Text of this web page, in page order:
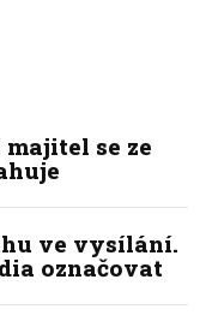
se ze
ve vysílání.
označovat